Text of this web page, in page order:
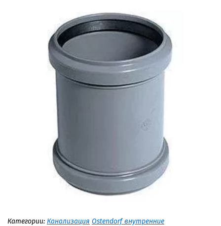
Категории: Канализация Ostendorf внутренние